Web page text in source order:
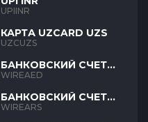
UPIINR
КАРТА UZCARD UZS
UZCUZS
БАНКОВСКИЙ СЧЕТ
AED
WIREAED
БАНКОВСКИЙ СЧЕТ
ARS
WIREARS